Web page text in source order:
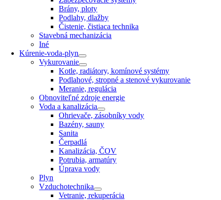
Brány, ploty
Podlahy, dlažby
Čistenie, čistiaca technika
Stavebná mechanizácia
Iné
Kúrenie-voda-plyn
Vykurovanie
Kotle, radiátory, komínové systémy
Podlahové, stropné a stenové vykurovanie
Meranie, regulácia
Obnoviteľné zdroje energie
Voda a kanalizácia
Ohrievače, zásobníky vody
Bazény, sauny
Sanita
Čerpadlá
Kanalizácia, ČOV
Potrubia, armatúry
Úprava vody
Plyn
Vzduchotechnika
Vetranie, rekuperácia